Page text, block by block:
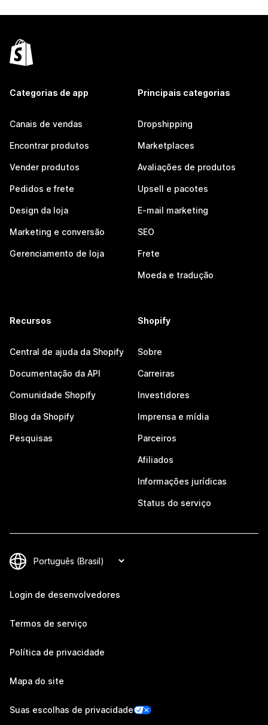
Categorias de app
Canais de vendas
Encontrar produtos
Vender produtos
Pedidos e frete
Design da loja
Marketing e conversão
Gerenciamento de loja
Principais categorias
Dropshipping
Marketplaces
Avaliações de produtos
Upsell e pacotes
E-mail marketing
SEO
Frete
Moeda e tradução
Recursos
Central de ajuda da Shopify
Documentação da API
Comunidade Shopify
Blog da Shopify
Pesquisas
Shopify
Sobre
Carreiras
Investidores
Imprensa e mídia
Parceiros
Afiliados
Informações jurídicas
Status do serviço
Login de desenvolvedores
Termos de serviço
Política de privacidade
Mapa do site
Suas escolhas de privacidade